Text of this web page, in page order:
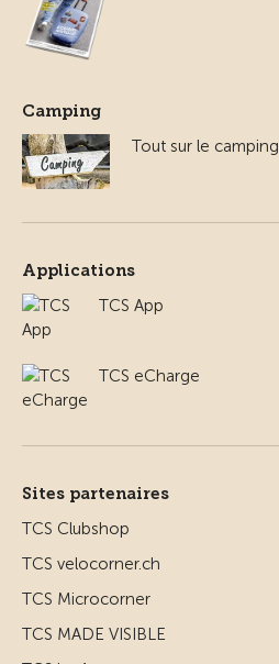
Camping
Tout sur le camping
Applications
TCS App
TCS eCharge
Sites partenaires
TCS Clubshop
TCS velocorner.ch
TCS Microcorner
TCS MADE VISIBLE